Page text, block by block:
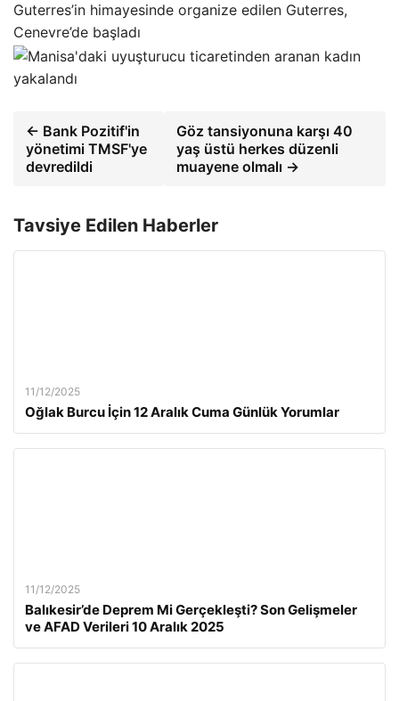
Guterres’in himayesinde organize edilen Guterres,
Cenevre’de başladı
← Bank Pozitif'in
yönetimi TMSF'ye
devredildi
Göz tansiyonuna karşı 40
yaş üstü herkes düzenli
muayene olmalı →
Tavsiye Edilen Haberler
11/12/2025
Oğlak Burcu İçin 12 Aralık Cuma Günlük Yorumlar
11/12/2025
Balıkesir’de Deprem Mi Gerçekleşti? Son Gelişmeler
ve AFAD Verileri 10 Aralık 2025